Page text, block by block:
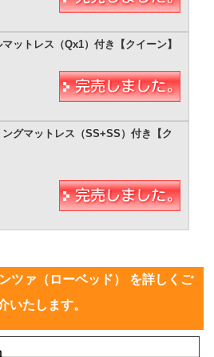
ツァ（ローベッド） を詳しくご
いたします。